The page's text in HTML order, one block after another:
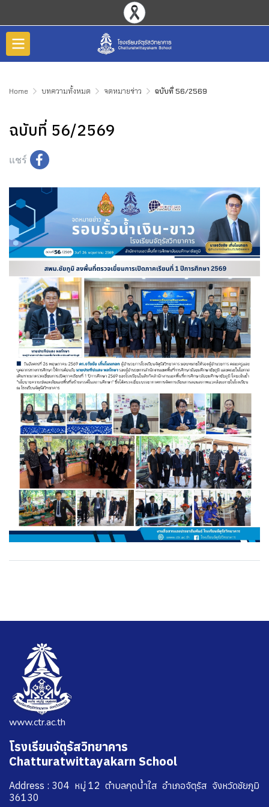
Home บทความทั้งหมด จดหมายข่าว ฉบับที่ 56/2569
ฉบับที่ 56/2569
แชร์
www.ctr.ac.th
โรงเรียนจัตุรัสวิทยาคาร
Chatturatwittayakarn School
Address : 304 หมู่ 12 ตำบลกุดน้ำใส อำเภอจัตุรัส จังหวัดชัยภูมิ
36130